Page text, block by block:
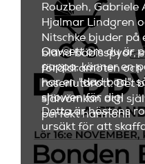
och fräscha drinkar.
Rouzbeh, Gabriele
Hjalmar Lindgren
Nitschke bjuder på
bland bäbisspyor,
föräldramöten och
raseriutbrott. Det
självömkan och
perfekt harmoni!
Oavsett om du är
pappa, känner en
har en "dad bod",
showen för dig!
Detta är höstens
ursäkt för att